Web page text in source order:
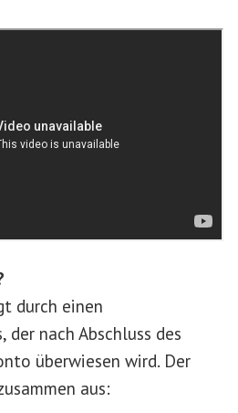
durch einen
der nach Abschluss des
überwiesen wird. Der
aus: